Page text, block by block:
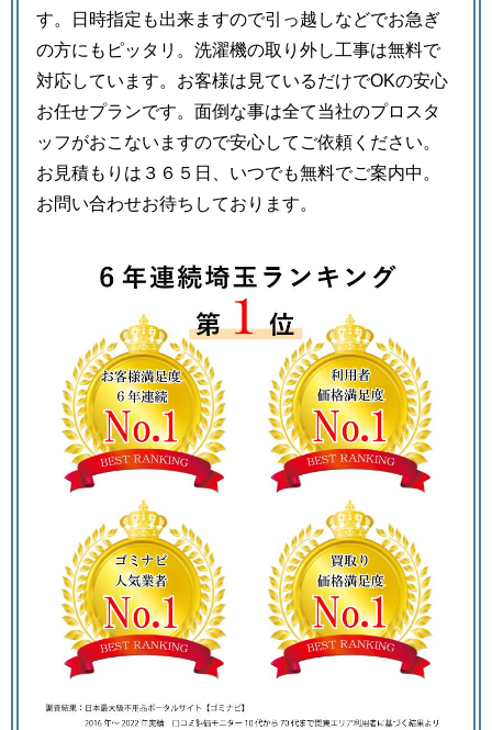
す。日時指定も出来ますので引っ越しなどでお急ぎ
の方にもピッタリ。洗濯機の取り外し工事は無料で
対応しています。お客様は見ているだけでOKの安心
お任せプランです。面倒な事は全て当社のプロスタ
ッフがおこないますので安心してご依頼ください。
お見積もりは３６５日、いつでも無料でご案内中。
お問い合わせお待ちしております。